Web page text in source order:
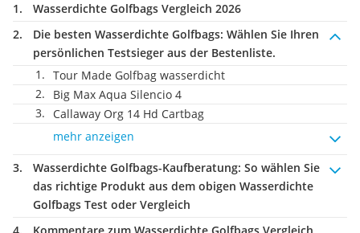
Wasserdichte Golfbags Vergleich 2026
Die besten Wasserdichte Golfbags: Wählen Sie Ihren
persönlichen Testsieger aus der Bestenliste.
Tour Made Golfbag wasserdicht
Big Max Aqua Silencio 4
Callaway Org 14 Hd Cartbag
mehr anzeigen
Wasserdichte Golfbags-Kaufberatung: So wählen Sie
das richtige Produkt aus dem obigen Wasserdichte
Golfbags Test oder Vergleich